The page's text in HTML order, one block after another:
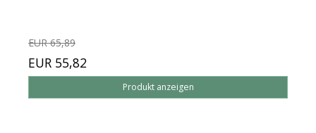
EUR 65,89
EUR 55,82
Produkt anzeigen